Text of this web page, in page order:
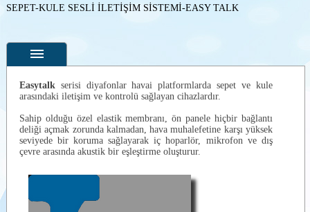
AKSESUARLAR
DENGELEME
ÜNİTESİ
SEPET-KULE
İLETİŞİM
SİSTEMİ-EASY
SEPET-KULE SESLİ İLETİŞİM SİSTEMİ-EASY TALK
Fotoğraflar
--Genel
Fotoğrafları
Videolar
Easytalk serisi diyafonlar havai platformlarda sepet ve kule
arasındaki iletişim ve kontrolü sağlayan cihazlardır.
Sahip olduğu özel elastik membranı, ön panele hiçbir bağlantı
deliği açmak zorunda kalmadan, hava muhalefetine karşı yüksek
seviyede bir koruma sağlayarak iç hoparlör, mikrofon ve dış
çevre arasında akustik bir eşleştirme oluşturur.